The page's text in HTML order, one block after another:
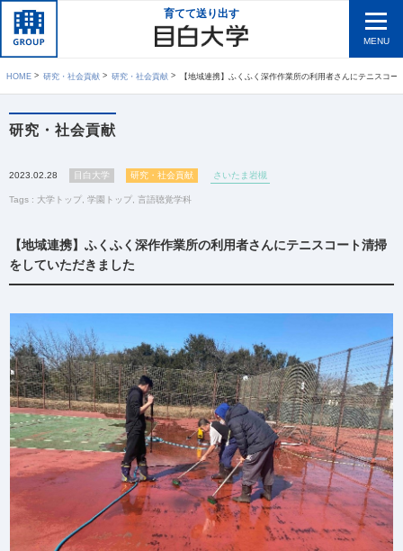
育てて送り出す
MENU
HOME 研究・社会貢献 研究・社会貢献 【地域連携】ふくふく深作作業所の利用者さんにテニスコート清掃をしていた
研究・社会貢献
2023.02.28 目白大学 研究・社会貢献 さいたま岩槻
Tags : 大学トップ 学園トップ 言語聴覚学科
【地域連携】ふくふく深作作業所の利用者さんにテニスコート清掃
をしていただきました